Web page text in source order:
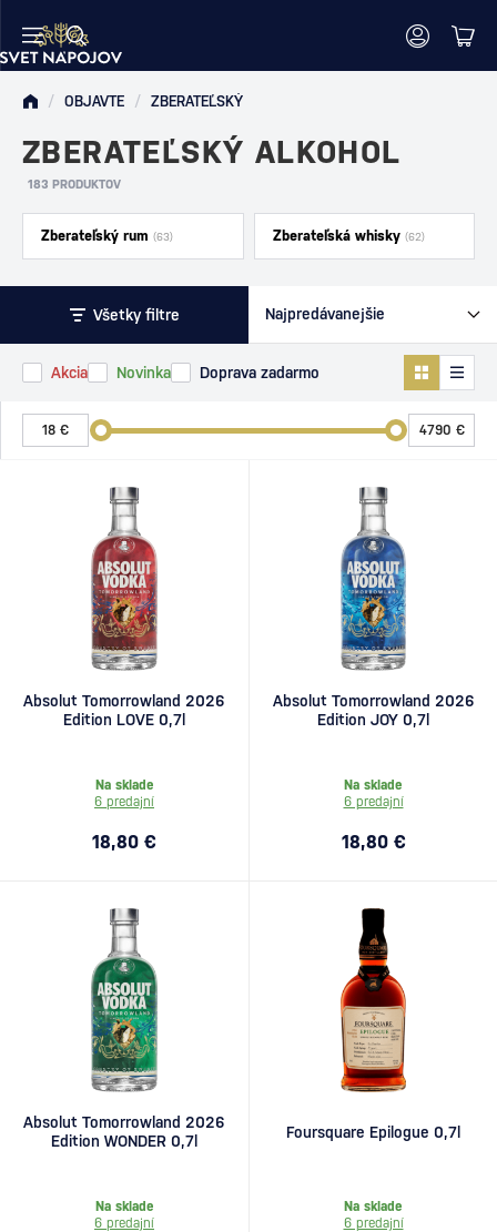
/ OBJAVTE / ZBERATEĽSKÝ
ZBERATEĽSKÝ ALKOHOL
183 PRODUKTOV
Zberateľský rum (63) Zberateľská whisky (62)
Všetky filtre
Akcia Novinka Doprava zadarmo
Absolut Tomorrowland 2026
Edition LOVE 0,7l
Na sklade
6 predajní
18,80 €
Absolut Tomorrowland 2026
Edition JOY 0,7l
Na sklade
6 predajní
18,80 €
Absolut Tomorrowland 2026
Edition WONDER 0,7l
Na sklade
6 predajní
Foursquare Epilogue 0,7l
Na sklade
6 predajní